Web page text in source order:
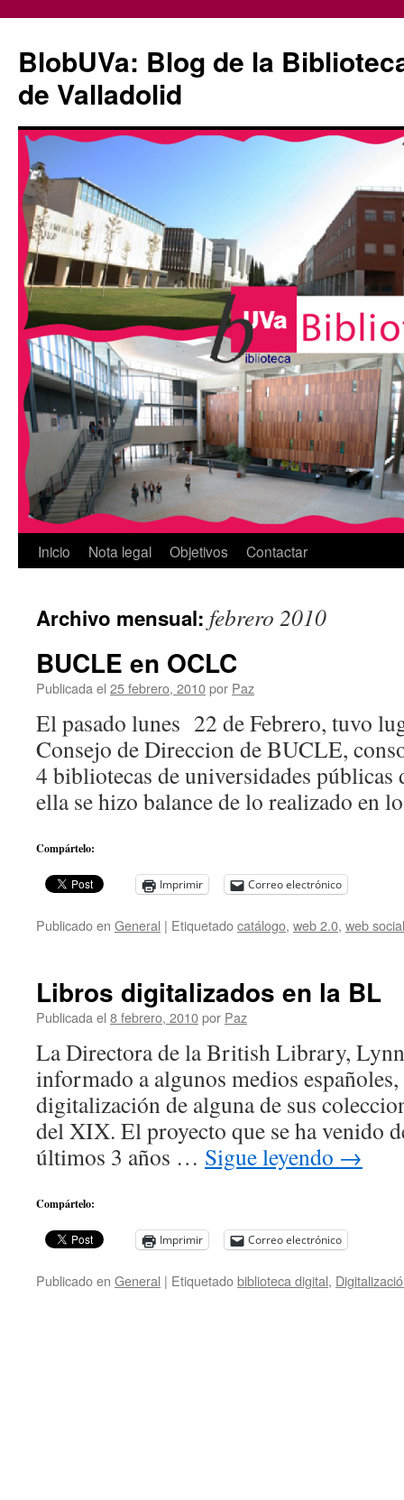
contenido
BlobUVa: Blog de la
de Valladolid
Inicio Nota legal Objetivos Contactar
Archivo mensual: febrero 2010
BUCLE en OCLC
Publicada el 25 febrero, 2010por Paz
El pasado lunes 22 de Febrero, tuvo
Consejo de Direccion de BUCLE,
4 bibliotecas de universidades
ella se hizo balance de lo realizado en
Compártelo:
Imprimir Correo electrónico
Publicado en General | Etiquetadocatálogo, web 2.0, web social
Libros digitalizados en la BL
Publicada el 8 febrero, 2010por Paz
La Directora de la British Library,
informado a algunos medios
digitalización de alguna de sus
del XIX. El proyecto que se ha venido
últimos 3 años … Sigue leyendo →
Compártelo:
Imprimir Correo electrónico
Publicado en General | Etiquetadobiblioteca digital,